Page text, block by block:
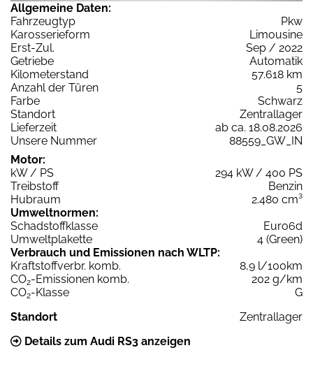
Allgemeine Daten:
Fahrzeugtyp
Pkw
Karosserieform
Limousine
Erst-Zul.
Sep / 2022
Getriebe
Automatik
Kilometerstand
57.618 km
Anzahl der Türen
5
Farbe
Schwarz
Standort
Zentrallager
Lieferzeit
ab ca. 18.08.2026
Unsere Nummer
88559_GW_IN
Motor:
kW / PS
294 kW / 400 PS
Treibstoff
Benzin
Hubraum
2.480 cm³
Umweltnormen:
Schadstoffklasse
Euro6d
Umweltplakette
4 (Green)
Verbrauch und Emissionen nach WLTP:
Kraftstoffverbr. komb.
8,9 l/100km
CO2-Emissionen komb.
202 g/km
CO2-Klasse
G
Standort
Zentrallager
Details zum Audi RS3 anzeigen